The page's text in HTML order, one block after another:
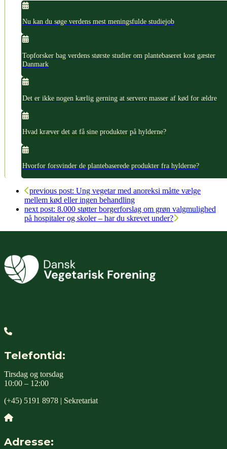
Nu kan du søge verdens mest meningsfulde studiejob
Topforsker bag verdens største studier om plantebaseret kost gæster
Danmark
Det er ikke nogen kærlig gerning at servere masser af kød for ældre
Hvad kræver det at få sine produkter på hylderne?
Hvorfor forsvinder de plantebaserede produkter fra hylderne?
previous post: Ung vegetar med anoreksi måtte vælge
mellem kød eller ingen behandling
next post: 8.000 støtter borgerforslag om grøn valgmulighed
på hospitaler og skoler – har du skrevet under?
Telefontid:
Tirsdag og torsdag
10:00 – 12:00
(+45) 5191 8978 | Sekretariat
Adresse: